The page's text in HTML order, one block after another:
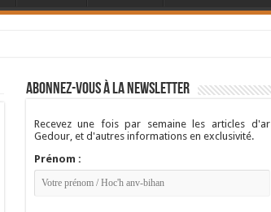
Abonnez-vous à la newsletter
Recevez une fois par semaine les articles d'ar
Gedour, et d'autres informations en exclusivité.
Prénom :